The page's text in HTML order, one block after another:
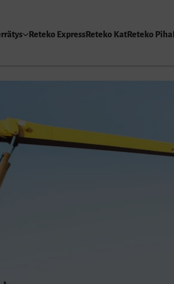
Reteko Express Reteko Kat Reteko Piha